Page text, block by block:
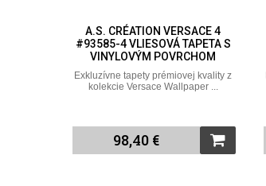
A.S. CRÉATION VERSACE 4
#93585-4 VLIESOVÁ TAPETA S
VINYLOVÝM POVRCHOM
Exkluzívne tapety prémiovej kvality z
kolekcie Versace Wallpaper ...
98,40 €